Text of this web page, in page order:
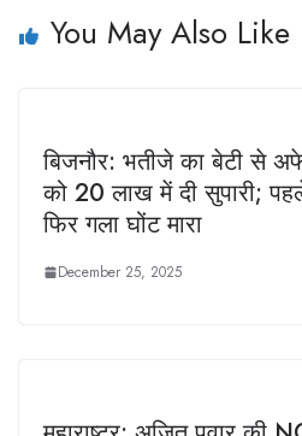
You May Also Like
बिजनौर: भतीजे का बेटी से
को 20 लाख में दी सुपारी;
फिर गला घोंट मारा
December 25, 2025